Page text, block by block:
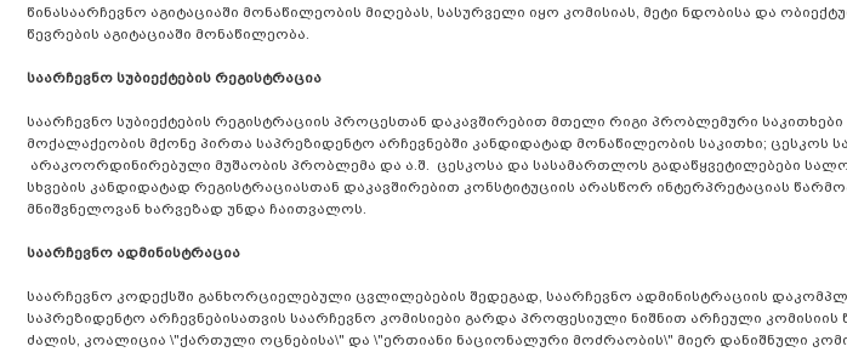
წინასაარჩევნო აგიტაციაში მონაწილეობის მიღებას, სასურველი იყო კომისიას, მეტი ნდობისა და
წევრების აგიტაციაში მონაწილეობა.
საარჩევნო სუბიექტების რეგისტრაცია
საარჩევნო სუბიექტების რეგისტრაციის პროცესთან დაკავშირებით მთელი რიგი პრობლემური
მოქალაქეობის მქონე პირთა საპრეზიდენტო არჩევნებში კანდიდატად მონაწილეობის საკითხი; ცესკოს
არაკოორდინირებული მუშაობის პრობლემა და ა.შ. ცესკოსა და სასამართლოს გადაწყვეტილებები
სხვების კანდიდატად რეგისტრაციასთან დაკავშირებით კონსტიტუციის არასწორ ინტერპრეტაციას
მნიშვნელოვან ხარვეზად უნდა ჩაითვალოს.
საარჩევნო ადმინისტრაცია
საარჩევნო კოდექსში განხორციელებული ცვლილებების შედეგად, საარჩევნო ადმინისტრაციის
საპრეზიდენტო არჩევნებისათვის საარჩევნო კომისიები გარდა პროფესიული ნიშნით არჩეული
ძალის, კოალიცია \"ქართული ოცნებისა\" და \"ერთიანი ნაციონალური მოძრაობის\" მიერ დანიშნული